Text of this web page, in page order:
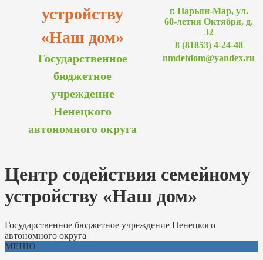
устройству
«Наш дом»
Государственное
бюджетное
учреждение
Ненецкого
автономного округа
г. Нарьян-Мар, ул.
60-летия Октября, д.
32
8 (81853) 4-24-48
nmdetdom@yandex.ru
Центр содействия семейному
устройству «Наш дом»
Государственное бюджетное учреждение Ненецкого
автономного округа
МЕНЮ